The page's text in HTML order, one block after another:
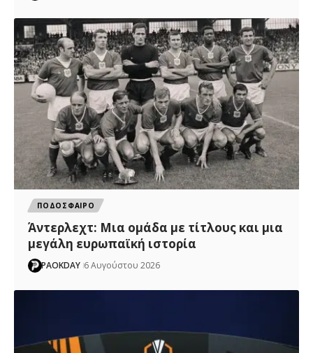
ΠΟΔΟΣΦΑΙΡΟ
Άντερλεχτ: Mια ομάδα με τίτλους και μια
μεγάλη ευρωπαϊκή ιστορία
PAOKDAY 6 Αυγούστου 2026